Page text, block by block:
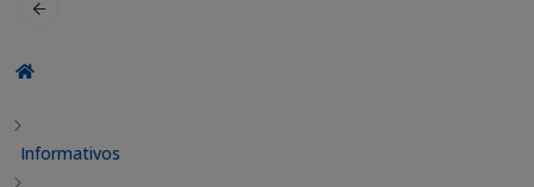
Informativos